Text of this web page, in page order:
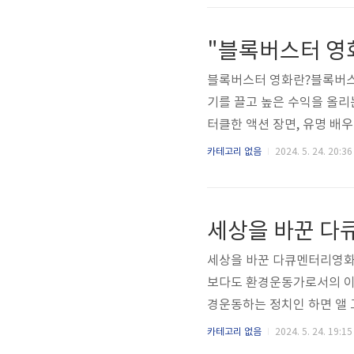
착각하여 그의 집을 엉망으
블록버스터 영화란?블록버
기를 끌고 높은 수익을 올
터클한 액션 장면, 유명 배
휘합니다.블록버스터 영화
록버스터 영화는 대규모 예
카테고리 없음 2024. 5. 24. 20:36
세상을 바꾼 다큐멘터리영
보다도 환경운동가로서의
경운동하는 정치인 하면 앨
환경오염의 경각심을 깨워
카테고리 없음 2024. 5. 24. 19:15